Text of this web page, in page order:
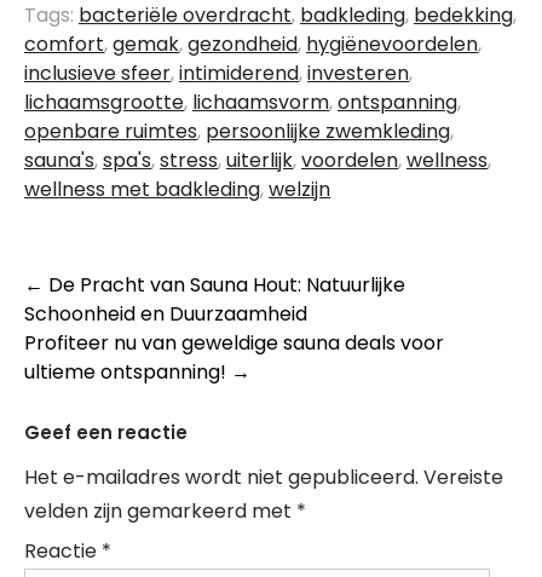
Tags: bacteriële overdracht, badkleding, bedekking,
comfort,gemak,gezondheid, hygiënevoordelen,
inclusieve sfeer,intimiderend,investeren,
lichaamsgrootte, lichaamsvorm,ontspanning,
openbare ruimtes, persoonlijke zwemkleding,
sauna's,spa's,stress,uiterlijk,voordelen,wellness,
wellness met badkleding,welzijn
Berichtnavigatie
← De Pracht van Sauna Hout: Natuurlijke
Schoonheid en Duurzaamheid
Profiteer nu van geweldige sauna deals voor
ultieme ontspanning! →
Geef een reactie
Het e-mailadres wordt niet gepubliceerd. Vereiste
velden zijn gemarkeerd met *
Reactie *